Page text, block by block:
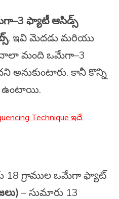
ఫ్యాటీ ఆసిడ్స్
. ఇవి మెదడు మరియు
మంది ఒమేగా–3
అనుకుంటారు. కానీ కొన్ని
ఉంటాయి.
Technique ఇదే.
18 గ్రాముల ఒమేగా ఫ్యాట్
– సుమారు 13